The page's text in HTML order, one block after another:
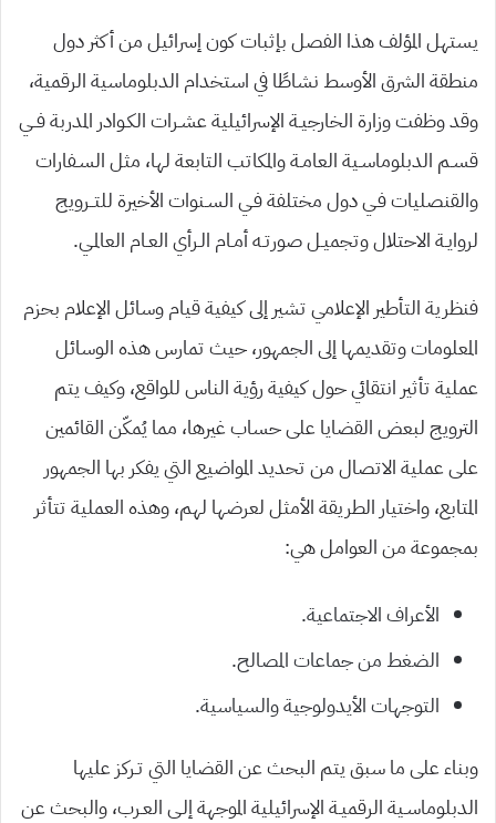
يستهل المؤلف هذا الفصل بإثبات كون إسرائيل من أكثر دول
منطقة الشرق الأوسط نشاطًا في استخدام الدبلوماسية الرقمية،
وقد وظفت وزارة الخارجيـة الإسرائيلية عشـرات الكـوادر المدربة فــي
قسـم الدبلوماسـية العامـة والمكاتب التابعة لها، مثل السـفارات
والقنصليات فـي دول مختلفة فـي السـنوات الأخيرة للتــرويج
لروايـة الاحتلال وتجميـل صورتـه أمـام الـرأي العـام العالمـي.
فنظرية التأطير الإعلامي تشير إلى كيفية قيام وسائل الإعلام بحزم
المعلومات وتقديمها إلى الجمهور، حيث تمارس هذه الوسائل
عملية تأثير انتقائي حول كيفية رؤية الناس للواقع، وكيف يتم
الترويج لبعض القضايا على حساب غيرها، مما يُمكّن القائمين
على عملية الاتصال من تحديد المواضيع التي يفكر بها الجمهور
المتابع، واختيار الطريقة الأمثل لعرضها لهم، وهذه العملية تتأثر
بمجموعة من العوامل هي:
الأعراف الاجتماعية.
الضغط من جماعات المصالح.
التوجهات الأيدولوجية والسياسية.
وبناء على ما سبق يتم البحث عن القضايا التي تـركز عليها
الدبلوماسـية الرقميـة الإسرائيلية الموجهة إلـى العـرب، والبحث عن